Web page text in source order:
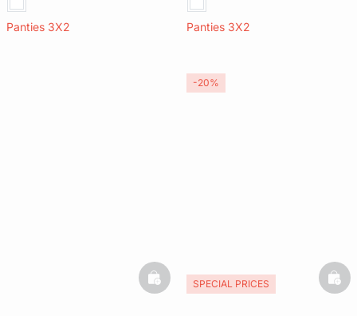
Panties 3X2 Panties 3X2
basketfullSPECIAL PRICES
-20%